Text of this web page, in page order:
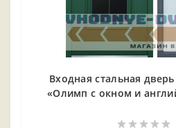
Входная cтальная
«Олимп с окном и